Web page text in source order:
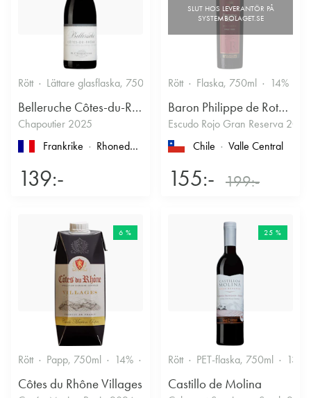
Rött Lättare glasflaska, 750ml 13.5% Kryddigt & Mustigt
Belleruche Côtes-du-Rhône
Chapoutier 2025
Frankrike
Rhonedalen , Côtes du Rhône
139:-
Rött Flaska, 750ml 14%
Baron Philippe de Rothschild Chile SA
Escudo Rojo Gran Reserva 2022
Chile
Valle Central
155:- 199:-
6 %
Rött Papp, 750ml 14% Fruktigt & Smakrikt
Côtes du Rhône Villages
25 %
Rött PET-flaska, 750ml
Castillo de Molina